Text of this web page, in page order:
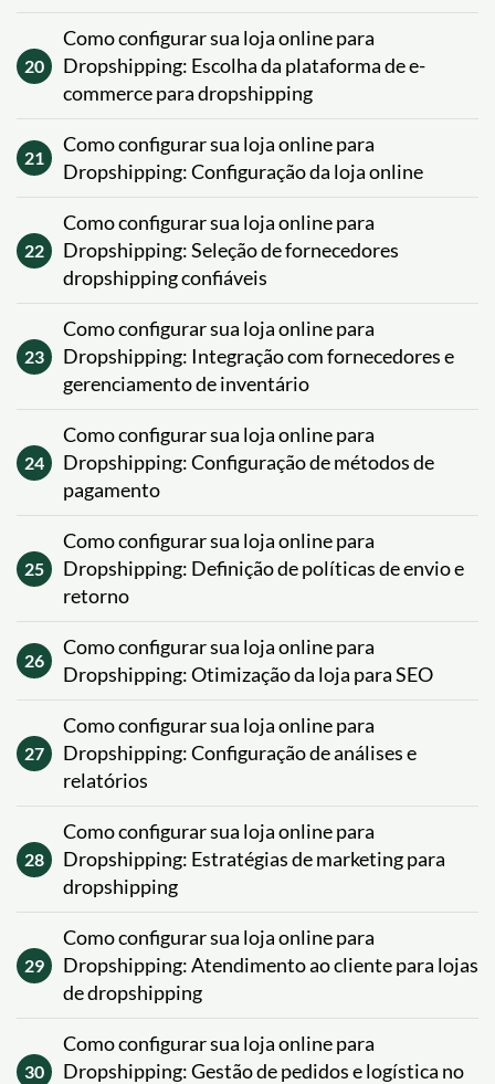
20
Como configurar sua loja online para
Dropshipping: Escolha da plataforma de e-
commerce para dropshipping
21
Como configurar sua loja online para
Dropshipping: Configuração da loja online
22
Como configurar sua loja online para
Dropshipping: Seleção de fornecedores
dropshipping confiáveis
23
Como configurar sua loja online para
Dropshipping: Integração com fornecedores e
gerenciamento de inventário
24
Como configurar sua loja online para
Dropshipping: Configuração de métodos de
pagamento
25
Como configurar sua loja online para
Dropshipping: Definição de políticas de envio e
retorno
26
Como configurar sua loja online para
Dropshipping: Otimização da loja para SEO
27
Como configurar sua loja online para
Dropshipping: Configuração de análises e
relatórios
28
Como configurar sua loja online para
Dropshipping: Estratégias de marketing para
dropshipping
29
Como configurar sua loja online para
Dropshipping: Atendimento ao cliente para lojas
de dropshipping
30
Como configurar sua loja online para
Dropshipping: Gestão de pedidos e logística no